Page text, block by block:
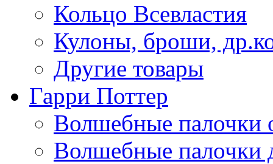
Кольцо Всевластия
Кулоны, броши,
Другие товары
Гарри Поттер
Волшебные палочки
Волшебные палочки